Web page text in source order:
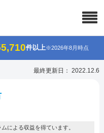
件以上※2026年8月時点
最終更新日： 2022.12.6
による収益を得ています。